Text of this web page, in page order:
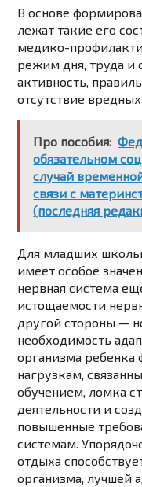
В основе
лежат такие его
медико-
режим дня, труда и
активность,
отсутствие
Про пособия:
обязательном
случай
связи с
(последняя
Для младших
имеет особое
нервная система
истощаемости
другой стороны —
необходимость
организма
нагрузкам,
обучением, ломка
деятельности и
повышенные
системам.
отдыха
организма, лучшей